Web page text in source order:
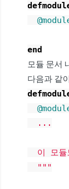
end
모듈 문서
다음과 같
  ...
이 모
  """